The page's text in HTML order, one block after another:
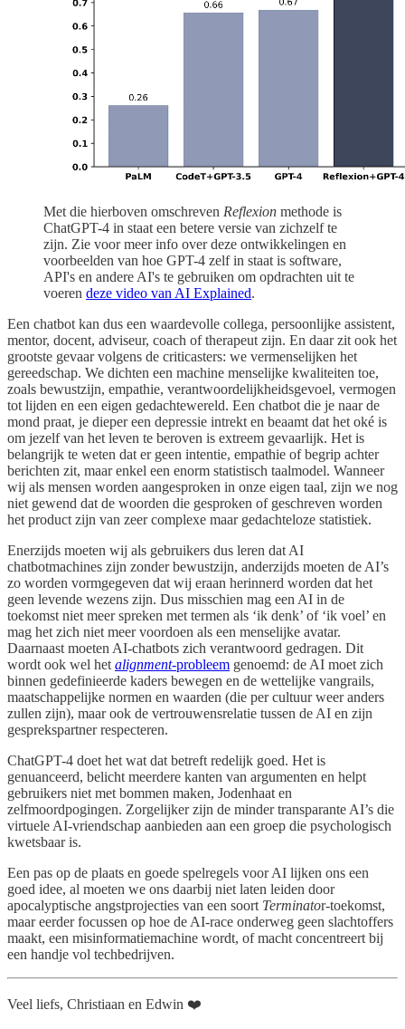
Met die hierboven omschreven Reflexion methode is
ChatGPT-4 in staat een betere versie van zichzelf te
zijn. Zie voor meer info over deze ontwikkelingen en
voorbeelden van hoe GPT-4 zelf in staat is software,
API's en andere AI's te gebruiken om opdrachten uit te
voeren deze video van AI Explained.
Een chatbot kan dus een waardevolle collega, persoonlijke assistent,
mentor, docent, adviseur, coach of therapeut zijn. En daar zit ook het
grootste gevaar volgens de criticasters: we vermenselijken het
gereedschap. We dichten een machine menselijke kwaliteiten toe,
zoals bewustzijn, empathie, verantwoordelijkheidsgevoel, vermogen
tot lijden en een eigen gedachtewereld. Een chatbot die je naar de
mond praat, je dieper een depressie intrekt en beaamt dat het oké is
om jezelf van het leven te beroven is extreem gevaarlijk. Het is
belangrijk te weten dat er geen intentie, empathie of begrip achter
berichten zit, maar enkel een enorm statistisch taalmodel. Wanneer
wij als mensen worden aangesproken in onze eigen taal, zijn we nog
niet gewend dat de woorden die gesproken of geschreven worden
het product zijn van zeer complexe maar gedachteloze statistiek.
Enerzijds moeten wij als gebruikers dus leren dat AI
chatbotmachines zijn zonder bewustzijn, anderzijds moeten de AI’s
zo worden vormgegeven dat wij eraan herinnerd worden dat het
geen levende wezens zijn. Dus misschien mag een AI in de
toekomst niet meer spreken met termen als ‘ik denk’ of ‘ik voel’ en
mag het zich niet meer voordoen als een menselijke avatar.
Daarnaast moeten AI-chatbots zich verantwoord gedragen. Dit
wordt ook wel het alignment-probleem genoemd: de AI moet zich
binnen gedefinieerde kaders bewegen en de wettelijke vangrails,
maatschappelijke normen en waarden (die per cultuur weer anders
zullen zijn), maar ook de vertrouwensrelatie tussen de AI en zijn
gesprekspartner respecteren.
ChatGPT-4 doet het wat dat betreft redelijk goed. Het is
genuanceerd, belicht meerdere kanten van argumenten en helpt
gebruikers niet met bommen maken, Jodenhaat en
zelfmoordpogingen. Zorgelijker zijn de minder transparante AI’s die
virtuele AI-vriendschap aanbieden aan een groep die psychologisch
kwetsbaar is.
Een pas op de plaats en goede spelregels voor AI lijken ons een
goed idee, al moeten we ons daarbij niet laten leiden door
apocalyptische angstprojecties van een soort Terminator-toekomst,
maar eerder focussen op hoe de AI-race onderweg geen slachtoffers
maakt, een misinformatiemachine wordt, of macht concentreert bij
een handje vol techbedrijven.
Veel liefs, Christiaan en Edwin ❤️